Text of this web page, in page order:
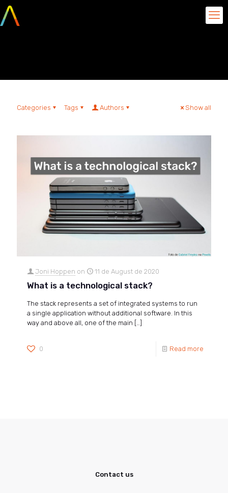
Categories Tags Authors Show all
Joni Hoppen on 11 de August de 2020
What is a technological stack?
The stack represents a set of integrated systems to run
a single application without additional software. In this
way and above all, one of the main […]
0 Read more
Contact us